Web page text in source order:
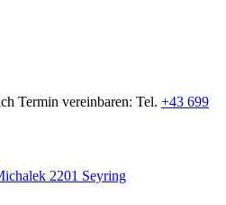
Termin vereinbaren: Tel. +43 699